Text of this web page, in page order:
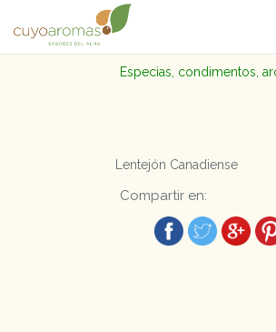
Especias, condimentos,
Lentejón Canadiense
Compartir en: